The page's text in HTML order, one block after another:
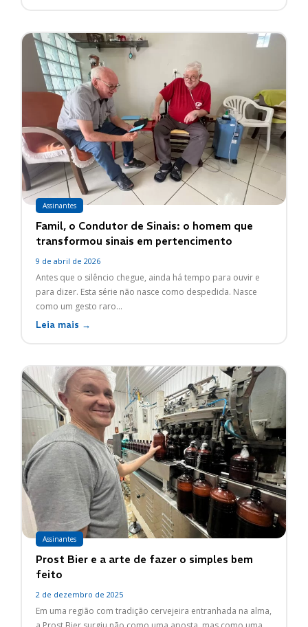
Assinantes
Famil, o Condutor de Sinais: o homem que
transformou sinais em pertencimento
9 de abril de 2026
Antes que o silêncio chegue, ainda há tempo para ouvir e
para dizer. Esta série não nasce como despedida. Nasce
como um gesto raro...
Leia mais →
Assinantes
Prost Bier e a arte de fazer o simples bem
feito
2 de dezembro de 2025
Em uma região com tradição cervejeira entranhada na alma,